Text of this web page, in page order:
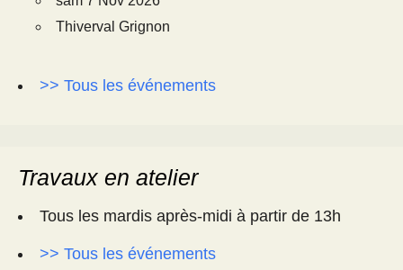
Thiverval Grignon
>> Tous les événements
Travaux en atelier
Tous les mardis après-midi à partir de 13h
>> Tous les événements